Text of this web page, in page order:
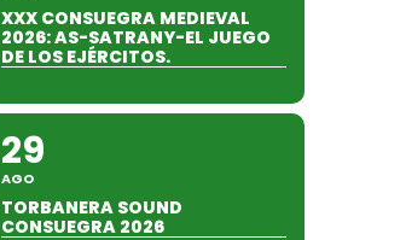
XXX CONSUEGRA MEDIEVAL
2026: AS-SATRANY-EL JUEGO
DE LOS EJÉRCITOS.
29
AGO
TORBANERA SOUND
CONSUEGRA 2026